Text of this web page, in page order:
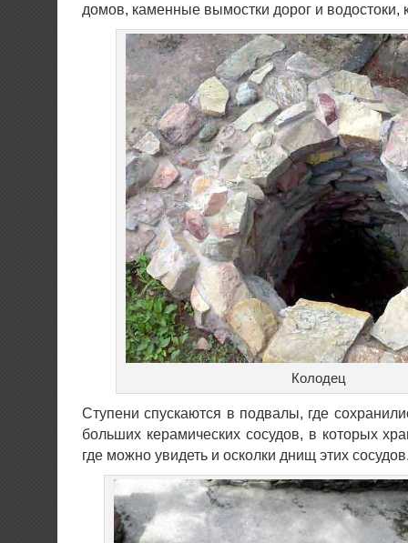
домов, каменные вымостки дорог и водостоки,
Колодец
Ступени спускаются в подвалы, где
больших керамических сосудов, в которых
где можно увидеть и осколки днищ этих